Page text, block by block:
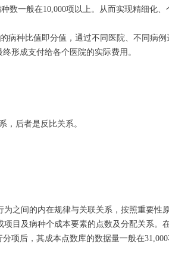
数一般在10,000项以上。从而实现精细化、
病种比值即分值，通过不同医院、不同病例
形成支付给各个医院的实际费用。
，后者是反比关系。
之间的内在规律与关联关系，按照重要性
目及病种个成本要素的点数及分配关系。
项后，其成本点数库的数据量一般在